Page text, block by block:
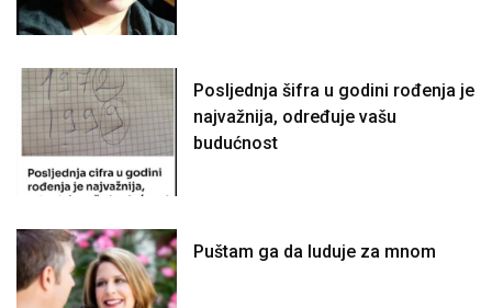
Posljednja šifra u godini rođenja je
najvažnija, određuje vašu
budućnost
Puštam ga da luduje za mnom